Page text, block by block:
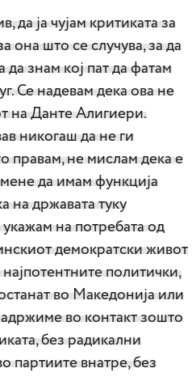
да ја чујам критиката за
она што се случува, за да
да знам кој пат да фатам
Се надевам дека ова не
на Данте Алигиери.
никогаш да не ги
правам, не мислам дека е
да имам функција
на државата туку
на потребата од
демократски живот
политички,
во Македонија или
во контакт зошто
без радикални
партиите внатре, без